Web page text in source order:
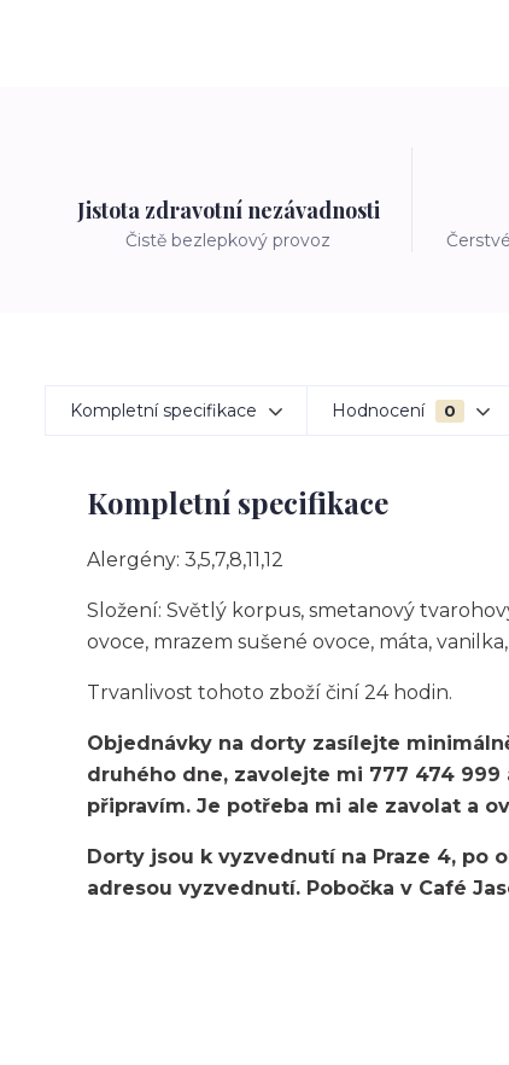
Jistota zdravotní nezávadnosti
Čistě bezlepkový provoz
Kompletní specifikace Hodnocení 0
Kompletní specifikace
Alergény: 3,5,7,8,11,12
Složení: Světlý korpus, smetanový
ovoce, mrazem sušené ovoce, máta,
Trvanlivost tohoto zboží činí 24 hodin.
Objednávky na dorty zasílejte
druhého dne, zavolejte mi 777 474
připravím. Je potřeba mi ale zavolat a
Dorty jsou k vyzvednutí na Praze 4, po
adresou vyzvednutí. Pobočka v Café